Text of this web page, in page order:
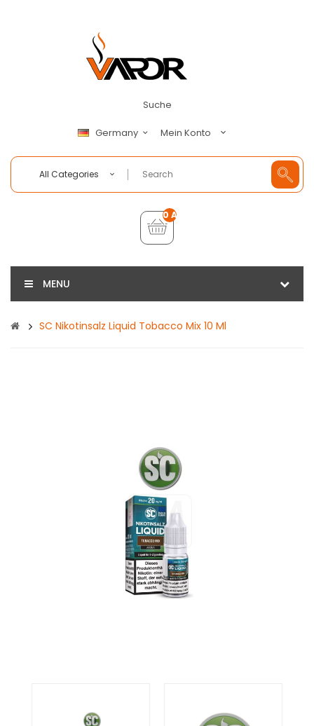
Suche
Germany Mein Konto
All Categories
0 Artikel - €0,00
MENU
SC Nikotinsalz Liquid Tobacco Mix 10 Ml